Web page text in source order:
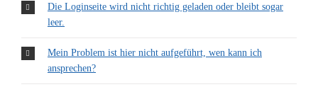
Die Loginseite wird nicht richtig geladen oder bleibt sogar
leer.
Mein Problem ist hier nicht aufgeführt, wen kann ich
ansprechen?